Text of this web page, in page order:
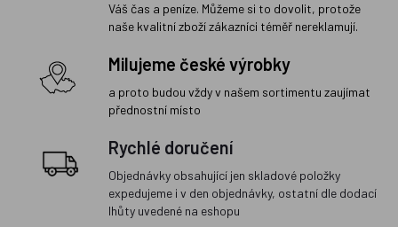
Váš čas a peníze. Můžeme si to dovolit, protože
naše kvalitní zboží zákazníci téměř nereklamují.
Milujeme české výrobky
a proto budou vždy v našem sortimentu zaujímat
přednostní místo
Rychlé doručení
Objednávky obsahující jen skladové položky
expedujeme i v den objednávky, ostatní dle dodací
lhůty uvedené na eshopu